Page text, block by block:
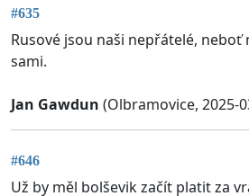
#635
Rusové jsou naši nepřátelé, neboť
sami.
Jan Gawdun (Olbramovice, 2025-
#646
Už by měl bolševik začít platit za